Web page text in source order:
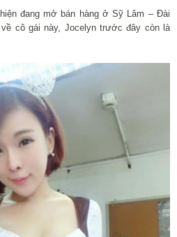
đang mở bán hàng ở Sỹ Lâm – Đài
về cô gái này, Jocelyn trước đây còn là